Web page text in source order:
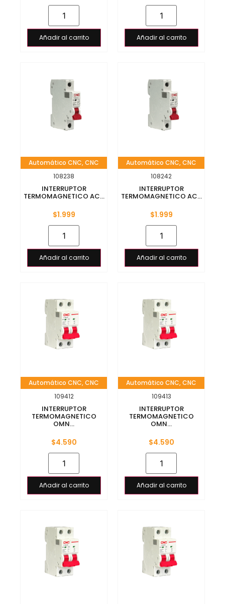
Añadir al carrito Añadir al carrito
Automático CNC,CNC
108238
INTERRUPTOR
TERMOMAGNETICO AC...
$1.999
Añadir al carrito
Automático CNC,CNC
108242
INTERRUPTOR
TERMOMAGNETICO AC...
$1.999
Añadir al carrito
Automático CNC,CNC
109412
INTERRUPTOR
TERMOMAGNETICO
OMN...
$4.590
Añadir al carrito
Automático CNC,CNC
109413
INTERRUPTOR
TERMOMAGNETICO
OMN...
$4.590
Añadir al carrito